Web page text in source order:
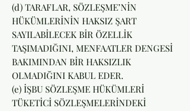
(d) TARAFLAR, SÖZLEŞME’NİN
HÜKÜMLERİNİN HAKSIZ ŞART
SAYILABİLECEK BİR ÖZELLİK
TAŞIMADIĞINI, MENFAATLER DENGESİ
BAKIMINDAN BİR HAKSIZLIK
OLMADIĞINI KABUL EDER.
(e) İŞBU SÖZLEŞME HÜKÜMLERİ
TÜKETİCİ SÖZLEŞMELERİNDEKİ